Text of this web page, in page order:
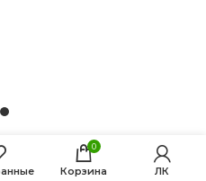
0
Корзина ЛК